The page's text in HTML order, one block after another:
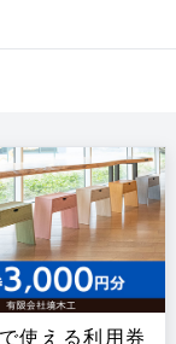
使える利用券